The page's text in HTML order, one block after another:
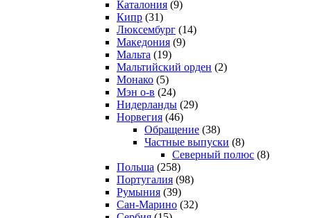
Каталония (9)
Кипр (31)
Люксембург (14)
Македония (9)
Мальта (19)
Мальтийский орден (2)
Монако (5)
Мэн о-в (24)
Нидерланды (29)
Норвегия (46)
Обращение (38)
Частные выпуски (8)
Северный полюс (8)
Польша (258)
Португалия (98)
Румыния (39)
Сан-Марино (32)